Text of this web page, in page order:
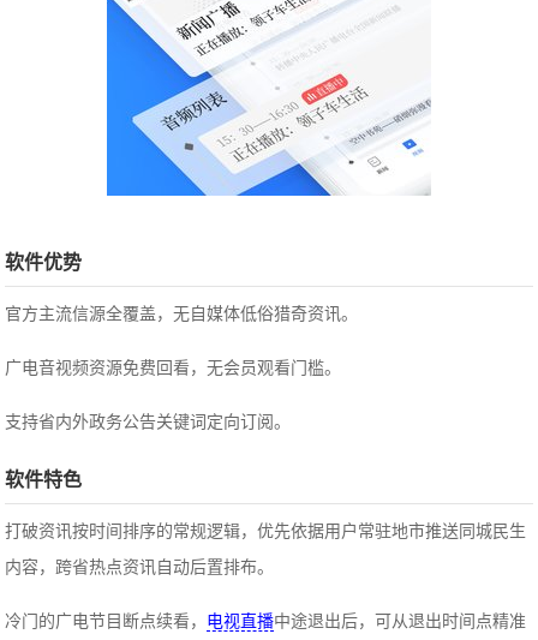
软件优势
官方主流信源全覆盖，无自媒体低俗猎奇资讯。
广电音视频资源免费回看，无会员观看门槛。
支持省内外政务公告关键词定向订阅。
软件特色
打破资讯按时间排序的常规逻辑，优先依据用户常驻地市推送同城民生
内容，跨省热点资讯自动后置排布。
冷门的广电节目断点续看， 电视直播中途退出后，可从退出时间点精准